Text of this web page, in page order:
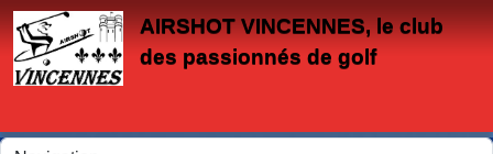
AIRSHOT VINCENNES, le club
des passionnés de golf
Panneau de gestion des cookies